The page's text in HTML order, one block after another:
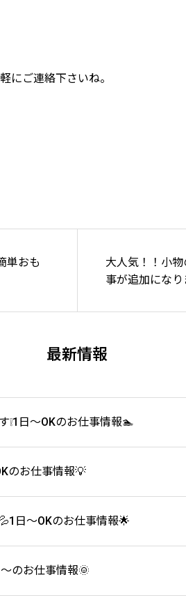
にご連絡下さいね。
単おも
大人気！！小
事が追加になり
最新情報
日～OKのお仕事情報🏊
のお仕事情報💡
日～OKのお仕事情報🌟
のお仕事情報🌞